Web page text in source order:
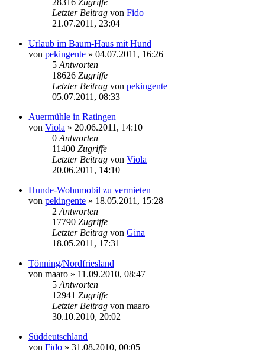
Letzter Beitrag von Fido
21.07.2011, 23:04
Urlaub im Baum-Haus mit Hund
von pekingente » 04.07.2011, 16:26
5 Antworten
18626 Zugriffe
Letzter Beitrag von pekingente
05.07.2011, 08:33
Auermühle in Ratingen
von Viola » 20.06.2011, 14:10
0 Antworten
11400 Zugriffe
Letzter Beitrag von Viola
20.06.2011, 14:10
Hunde-Wohnmobil zu vermieten
von pekingente » 18.05.2011, 15:28
2 Antworten
17790 Zugriffe
Letzter Beitrag von Gina
18.05.2011, 17:31
Tönning/Nordfriesland
von maaro » 11.09.2010, 08:47
5 Antworten
12941 Zugriffe
Letzter Beitrag von maaro
30.10.2010, 20:02
Süddeutschland
von Fido » 31.08.2010, 00:05